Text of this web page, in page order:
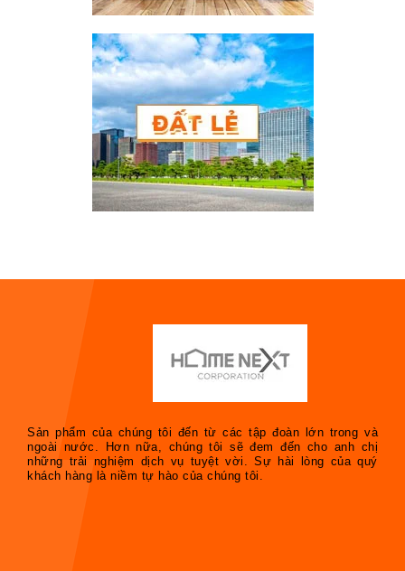
Sản phẩm của chúng tôi đến từ các tập đoàn lớn trong và
ngoài nước. Hơn nữa, chúng tôi sẽ đem đến cho anh chị
những trải nghiệm dịch vụ tuyệt vời. Sự hài lòng của quý
khách hàng là niềm tự hào của chúng tôi.